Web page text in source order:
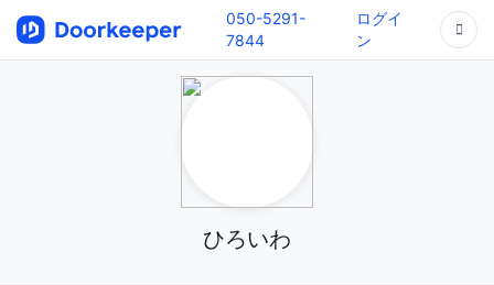
050-5291-
7844
ログイ
ン
ひろいわ